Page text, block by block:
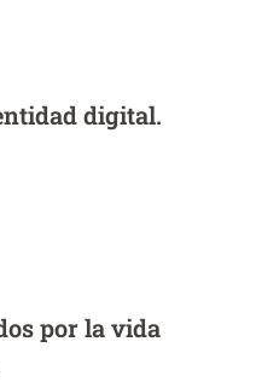
digital.
por la vida